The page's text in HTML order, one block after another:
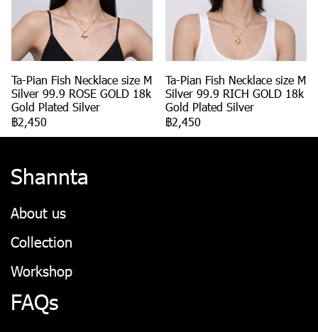
Ta-Pian Fish Necklace size M
Silver 99.9 ROSE GOLD 18k
Gold Plated Silver
฿2,450
Ta-Pian Fish Necklace size M
Silver 99.9 RICH GOLD 18k
Gold Plated Silver
฿2,450
Shannta
About us
Collection
Workshop
FAQs